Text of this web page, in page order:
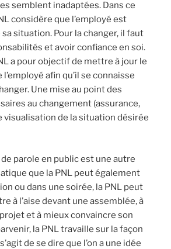
semblent inadaptées. Dans ce
considère que l’employé est
situation. Pour la changer, il faut
et avoir confiance en soi.
a pour objectif de mettre à jour le
afin qu’il se connaisse
Une mise au point des
au changement (assurance,
visualisation de la situation désirée
parole en public est une autre
que la PNL peut également
ou dans une soirée, la PNL peut
à l’aise devant une assemblée, à
et à mieux convaincre son
la PNL travaille sur la façon
de se dire que l’on a une idée